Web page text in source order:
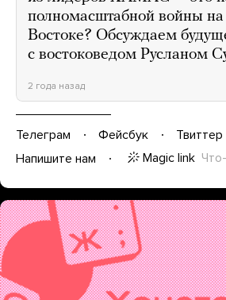
полномасштабной войны
Востоке? Обсуждаем
с востоковедом Русланом
2 года назад
Телеграм Фейсбук Твиттер
Напишите нам
Magic link